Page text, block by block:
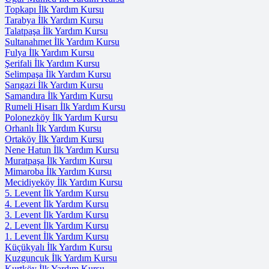
Topkapı İlk Yardım Kursu
Tarabya İlk Yardım Kursu
Talatpaşa İlk Yardım Kursu
Sultanahmet İlk Yardım Kursu
Fulya İlk Yardım Kursu
Şerifali İlk Yardım Kursu
Selimpaşa İlk Yardım Kursu
Sarıgazi İlk Yardım Kursu
Samandıra İlk Yardım Kursu
Rumeli Hisarı İlk Yardım Kursu
Polonezköy İlk Yardım Kursu
Orhanlı İlk Yardım Kursu
Ortaköy İlk Yardım Kursu
Nene Hatun İlk Yardım Kursu
Muratpaşa İlk Yardım Kursu
Mimaroba İlk Yardım Kursu
Mecidiyeköy İlk Yardım Kursu
5. Levent İlk Yardım Kursu
4. Levent İlk Yardım Kursu
3. Levent İlk Yardım Kursu
2. Levent İlk Yardım Kursu
1. Levent İlk Yardım Kursu
Küçükyalı İlk Yardım Kursu
Kuzguncuk İlk Yardım Kursu